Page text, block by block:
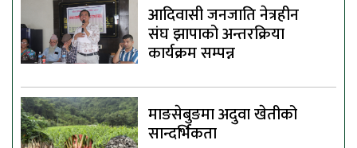
आदिवासी जनजाति नेत्रहीन
संघ झापाको अन्तरक्रिया
कार्यक्रम सम्पन्न
माङसेबुङमा अदुवा खेतीको
सान्दर्भिकता